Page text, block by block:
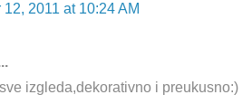
12, 2011 at 10:24 AM
izgleda,dekorativno i preukusno:)